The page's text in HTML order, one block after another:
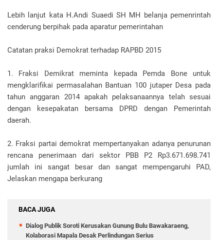
Lebih lanjut kata H.Andi Suaedi SH MH belanja pemenrintah
cenderung berpihak pada aparatur pemerintahan
Catatan praksi Demokrat terhadap RAPBD 2015
1. Fraksi Demikrat meminta kepada Pemda Bone untuk
mengklarifikai permasalahan Bantuan 100 jutaper Desa pada
tahun anggaran 2014 apakah pelaksanaannya telah sesuai
dengan kesepakatan bersama DPRD dengan Pemerintah
daerah.
2. Fraksi partai demokrat mempertanyakan adanya penurunan
rencana penerimaan dari sektor PBB P2 Rp3.671.698.741
jumlah ini sangat besar dan sangat mempengaruhi PAD,
Jelaskan mengapa berkurang
BACA JUGA
Dialog Publik Soroti Kerusakan Gunung Bulu Bawakaraeng,
Kolaborasi Mapala Desak Perlindungan Serius